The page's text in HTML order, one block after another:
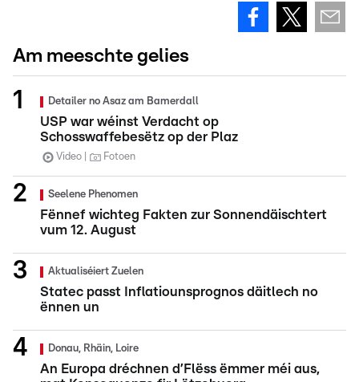
Am meeschte gelies
Detailer no Asaz am Bamerdall
USP war wéinst Verdacht op
Schosswaffebesëtz op der Plaz
Video Fotoen
Seelene Phenomen
Fënnef wichteg Fakten zur Sonnendäischtert
vum 12. August
Aktualiséiert Zuelen
Statec passt Inflatiounsprognos däitlech no
ënnen un
Donau, Rhäin, Loire
An Europa dréchnen d’Flëss ëmmer méi aus,